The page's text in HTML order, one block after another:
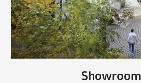
Showroom